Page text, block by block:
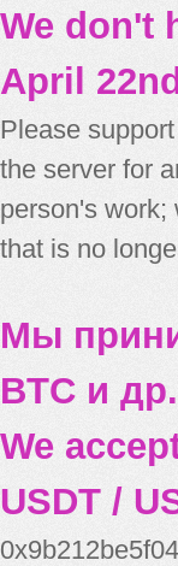
We don't
April
Please
the server for
person's work;
that is no
Мы
BTC и
We
USDT /